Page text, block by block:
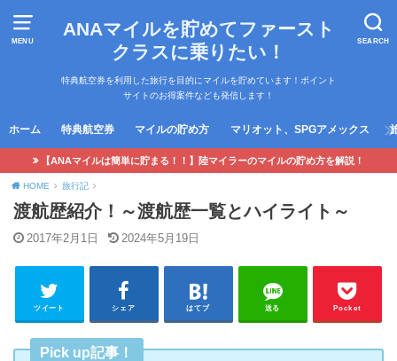
MENU SEARCH
ANAマイルを貯めてファースト
クラスに乗りたい！
特典航空券を利用した旅行を目的にマイルを貯めています！ポイント
サイトのお得案件なども発信します！
ホーム 特典航空券 マイルの貯め方 マリオット、SPGアメックス
【ANAマイルは簡単に貯まる！！】陸マイラーのマイルの貯め方を解説！
HOME 旅行記
渡航歴紹介！～渡航歴一覧とハイライト～
2017年2月1日 2024年5月19日
ツイート シェア はてブ 送る Pocket
Pick up記事！